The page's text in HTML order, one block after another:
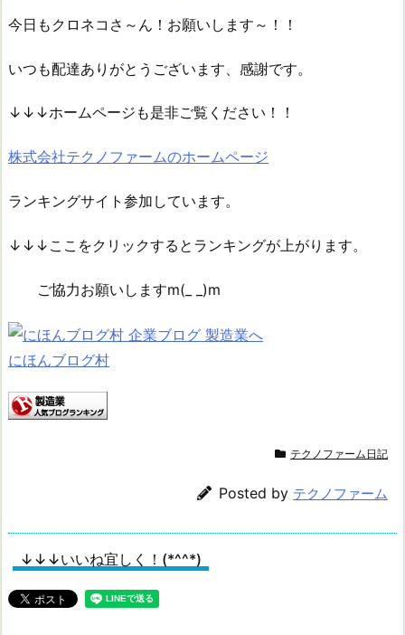
今日もクロネコさ～ん！お願いします～！！
いつも配達ありがとうございます、感謝です。
↓↓↓ホームページも是非ご覧ください！！
株式会社テクノファームのホームページ
ランキングサイト参加しています。
↓↓↓ここをクリックするとランキングが上がります。
ご協力お願いしますm(_ _)m
にほんブログ村
テクノファーム日記
Posted by テクノファーム
↓↓↓いいね宜しく！(*^^*)